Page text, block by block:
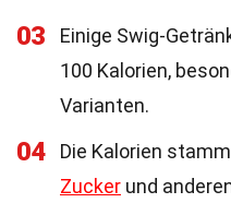
03
Einige Swig-
100 Kalorien,
Varianten.
04
Die Kalorien
Zucker und